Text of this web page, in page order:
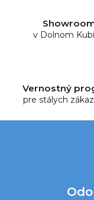
v Dolnom
Vernostný
pre stálych